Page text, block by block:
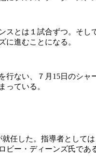
とは１試合ずつ。そし
進むことになる。
ない、７月15日のシャ
っている。
任した。指導者として
ー・ディーンズ氏であ